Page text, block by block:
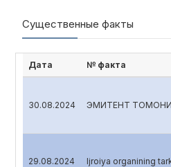
Существенные факты
Дата № факта
30.08.2024 ЭМИТЕНТ
29.08.2024 Ijroiya organining